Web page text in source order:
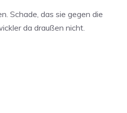
Schade, das sie gegen die
da draußen nicht.